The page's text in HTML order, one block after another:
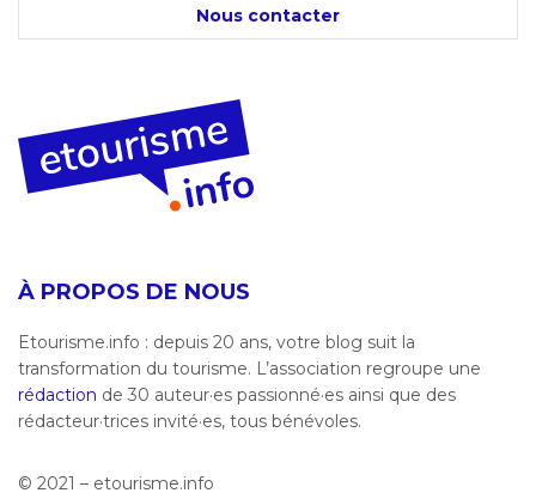
Nous contacter
À PROPOS DE NOUS
Etourisme.info : depuis 20 ans, votre blog suit la
transformation du tourisme. L’association regroupe une
rédaction de 30 auteur·es passionné·es ainsi que des
rédacteur·trices invité·es, tous bénévoles.
© 2021 – etourisme.info